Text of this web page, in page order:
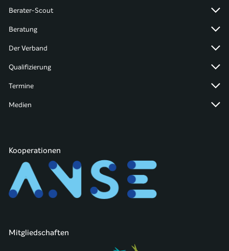
Berater-Scout
Beratung
Der Verband
Qualifizierung
Termine
Medien
Kooperationen
Mitgliedschaften